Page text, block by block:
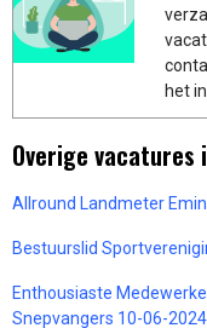
het
Overige vacatures
Allround Landmeter
Bestuurslid
Enthousiaste
Snepvangers 10-06-2024